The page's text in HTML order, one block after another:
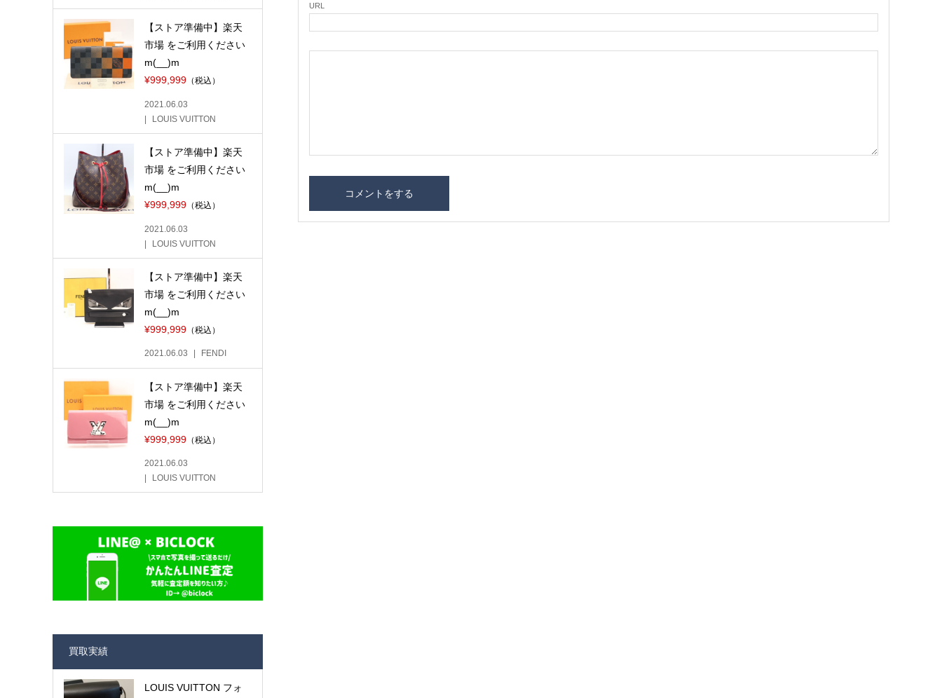
URL
【ストア準備中】楽天
市場 をご利用ください
m(__)m
¥999,999（税込）
2021.06.03
LOUIS VUITTON
【ストア準備中】楽天
市場 をご利用ください
m(__)m
¥999,999（税込）
2021.06.03
LOUIS VUITTON
【ストア準備中】楽天
市場 をご利用ください
m(__)m
¥999,999（税込）
2021.06.03 FENDI
【ストア準備中】楽天
市場 をご利用ください
m(__)m
¥999,999（税込）
2021.06.03
LOUIS VUITTON
買取実績
LOUIS VUITTON フォ